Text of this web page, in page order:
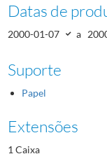
Datas de
2000-01-07 a
Suporte
Papel
Extensões
1 Caixa